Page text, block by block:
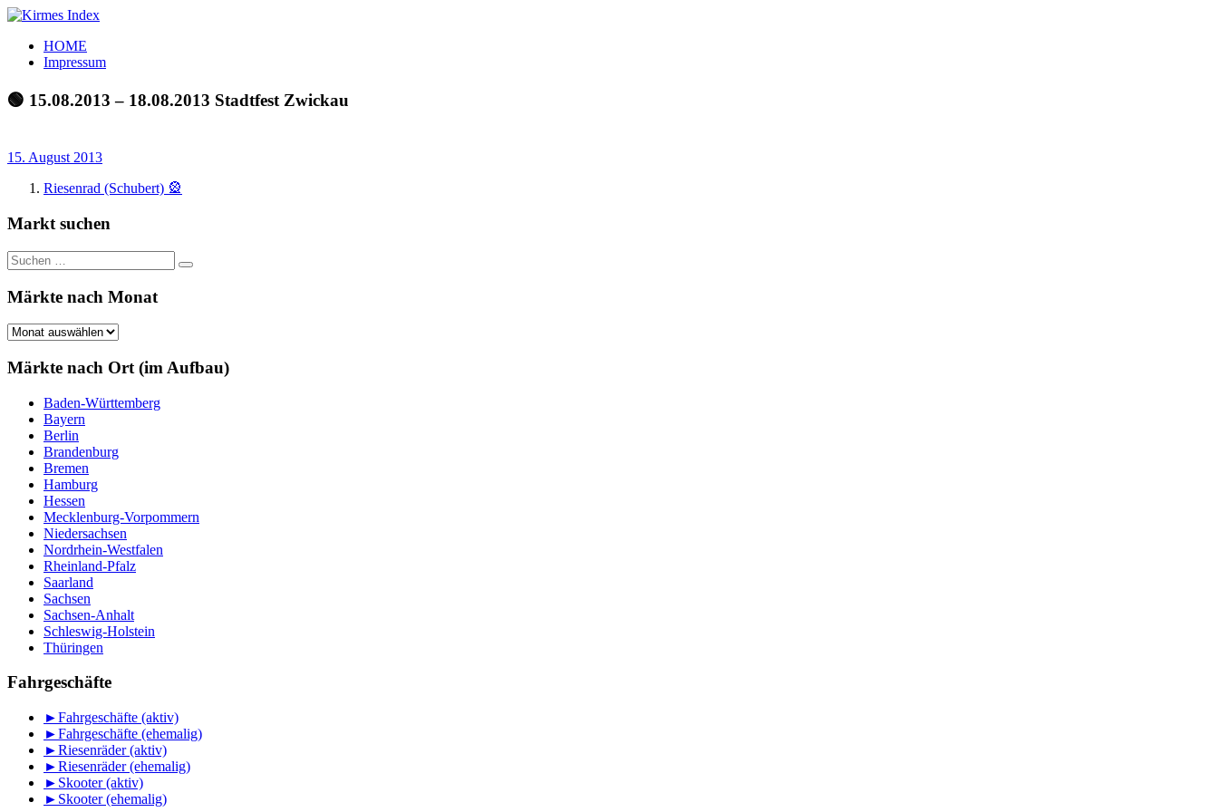
Zum
springen
Kirmes
Index
Tourpläne
der
letzten
HOME
Impressum
🟢 15.08.2013 – 18.08.2013 Stadtfest Zwickau
15. August 2013
Riesenrad (Schubert) 🎡
Markt suchen
Suchen
nach:
Suchen
Märkte nach Monat
Märkte
Monat
Märkte nach Ort (im Aufbau)
Baden-Württemberg
Bayern
Berlin
Brandenburg
Bremen
Hamburg
Hessen
Mecklenburg-Vorpommern
Niedersachsen
Nordrhein-Westfalen
Rheinland-Pfalz
Saarland
Sachsen
Sachsen-Anhalt
Schleswig-Holstein
Thüringen
Fahrgeschäfte
►Fahrgeschäfte (aktiv)
►Fahrgeschäfte (ehemalig)
►Riesenräder (aktiv)
►Riesenräder (ehemalig)
► Skooter (aktiv)
► Skooter (ehemalig)